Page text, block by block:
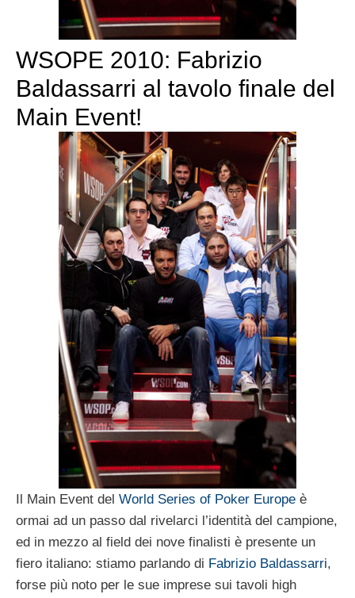
WSOPE 2010: Fabrizio
Baldassarri al tavolo finale del
Main Event!
Il Main Event del World Series of Poker Europe è
ormai ad un passo dal rivelarci l’identità del campione,
ed in mezzo al field dei nove finalisti è presente un
fiero italiano: stiamo parlando di Fabrizio Baldassarri,
forse più noto per le sue imprese sui tavoli high